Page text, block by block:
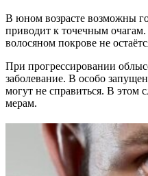
В юном возрасте возможны
приводит к точечным
волосяном покрове не
При прогрессировании
заболевание. В особо
могут не справиться. В этом
мерам.